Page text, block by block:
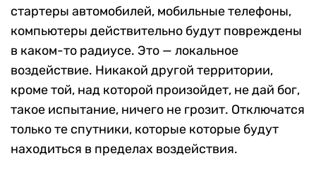
стартеры автомобилей, мобильные телефоны,
компьютеры действительно будут повреждены
в каком-то радиусе. Это — локальное
воздействие. Никакой другой территории,
кроме той, над которой произойдет, не дай бог,
такое испытание, ничего не грозит. Отключатся
только те спутники, которые которые будут
находиться в пределах воздействия.